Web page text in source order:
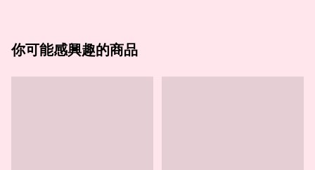
你可能感興趣的商品